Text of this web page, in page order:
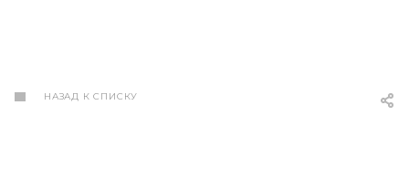
НАЗАД К СПИСКУ